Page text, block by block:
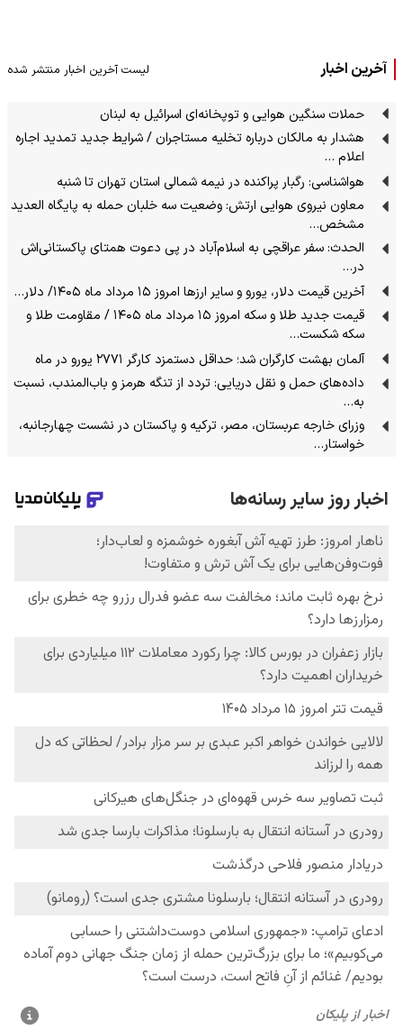
آخرین اخبار لیست آخرین اخبار منتشر شده
حملات سنگین هوایی و توپخانه‌ای اسرائیل به لبنان
هشدار به مالکان درباره تخلیه مستاجران / شرایط جدید تمدید اجاره
اعلام …
هواشناسی: رگبار پراکنده در نیمه شمالی استان تهران تا شنبه
معاون نیروی هوایی ارتش: وضعیت سه خلبان حمله به پایگاه العدید
مشخص…
الحدث: سفر عراقچی به اسلام‌آباد در پی دعوت همتای پاکستانی‌اش
در…
آخرین قیمت دلار، یورو و سایر ارزها امروز ۱۵ مرداد ماه ۱۴۰۵/ دلار…
قیمت جدید طلا و سکه امروز ۱۵ مرداد ماه ۱۴۰۵ / مقاومت طلا و
سکه شکست…
آلمان بهشت کارگران شد؛ حداقل دستمزد کارگر ۲۷۷۱ یورو در ماه
داده‌های حمل‌ و نقل دریایی: تردد از تنگه‌ هرمز و باب‌المندب، نسبت
به…
وزرای خارجه عربستان، مصر، ترکیه و پاکستان در نشست چهارجانبه،
خواستار…